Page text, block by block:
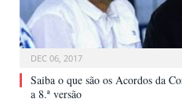
DEC 06, 2017
Saiba o que são os Acordos da
a 8.ª versão